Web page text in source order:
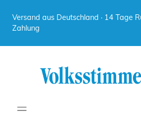
Versand aus Deutschland · 14 Tage
Zahlung